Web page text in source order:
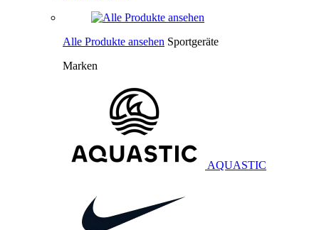
Alle Produkte ansehen Sportgeräte
Marken
AQUASTIC